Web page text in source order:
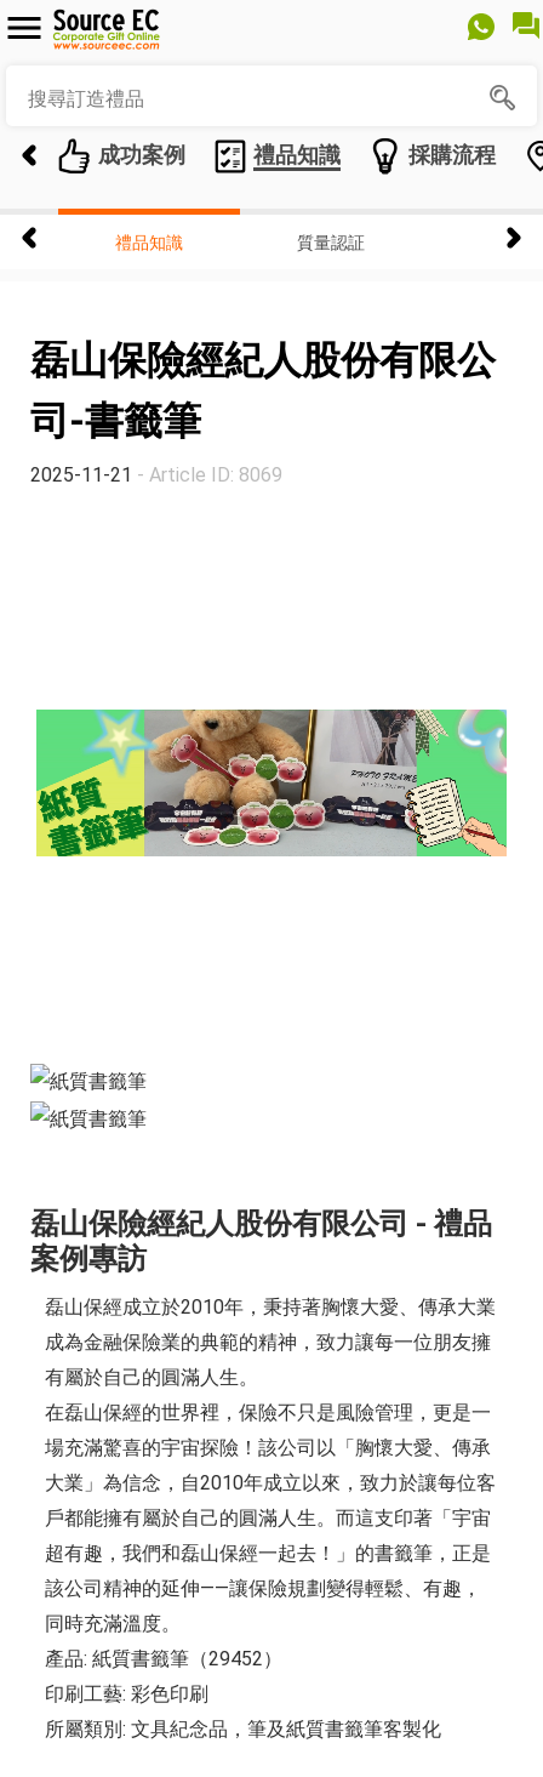
成功案例 禮品知識 採購流程
禮品知識 質量認証
磊山保險經紀人股份有限公
司-書籤筆
2025-11-21 - Article ID: 8069
磊山保險經紀人股份有限公司 - 禮品
案例專訪
磊山保經成立於2010年，秉持著胸懷大愛、傳承大業
成為金融保險業的典範的精神，致力讓每一位朋友擁
有屬於自己的圓滿人生。
在磊山保經的世界裡，保險不只是風險管理，更是一
場充滿驚喜的宇宙探險！該公司以「胸懷大愛、傳承
大業」為信念，自2010年成立以來，致力於讓每位客
戶都能擁有屬於自己的圓滿人生。而這支印著「宇宙
超有趣，我們和磊山保經一起去！」的書籤筆，正是
該公司精神的延伸——讓保險規劃變得輕鬆、有趣，
同時充滿溫度。
產品: 紙質書籤筆（29452）
印刷工藝: 彩色印刷
所屬類別: 文具紀念品，筆及紙質書籤筆客製化